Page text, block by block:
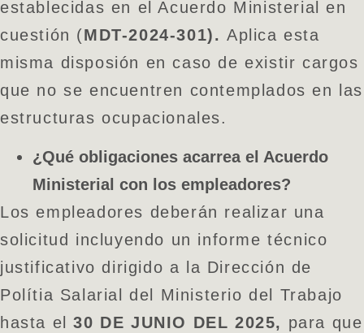
establecidas en el Acuerdo Ministerial en
cuestión (MDT-2024-301). Aplica esta
misma disposión en caso de existir cargos
que no se encuentren contemplados en las
estructuras ocupacionales.
¿Qué obligaciones acarrea el Acuerdo
Ministerial con los empleadores?
Los empleadores deberán realizar una
solicitud incluyendo un informe técnico
justificativo dirigido a la Dirección de
Polítia Salarial del Ministerio del Trabajo
hasta el30 DE JUNIO DEL 2025, para que